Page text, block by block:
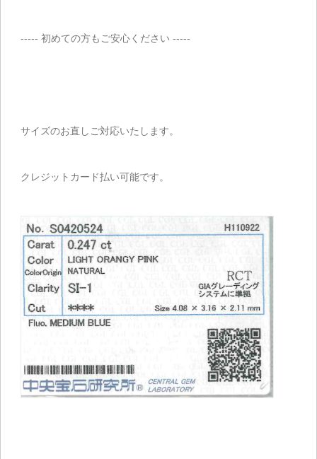
----- 初めての方もご安心ください -----
サイズのお直しご対応いたします。
クレジットカード払い可能です。